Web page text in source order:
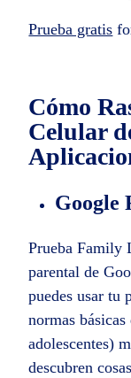
Prueba gratis
Cómo
Celular
Google
Prueba Family
parental de
puedes usar tu
normas
adolescentes)
descubren